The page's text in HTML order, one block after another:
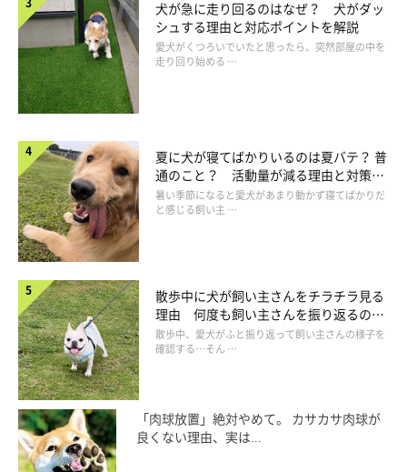
「自分も！」といわんばかりに割り込んでくる
吠える
不機嫌そうな表情をする
ため息をついたり、ふて寝をしたりする
すねたり、シュンとしたりするようなしぐさをする
違う部屋に行ってしまう
気を引こうと、おしっこを何度もする など
犬が急に走り回るのはなぜ？ 犬がダッ
シュする理由と対応ポイントを解説
愛犬がくつろいでいたと思ったら、突然部屋の中を
走り回り始める …
夏に犬が寝てばかりいるのは夏バテ？ 普
通のこと？ 活動量が減る理由と対策と
は
暑い季節になると愛犬があまり動かず寝てばかりだ
と感じる飼い主 …
散歩中に犬が飼い主さんをチラチラ見る
理由 何度も飼い主さんを振り返るのは
なぜ？
散歩中、愛犬がふと振り返って飼い主さんの様子を
確認する…そん …
「肉球放置」絶対やめて。 カサカサ肉球が
良くない理由、実は...